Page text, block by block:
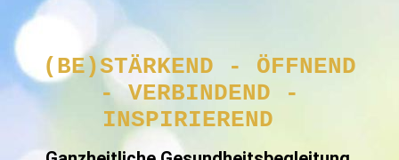
(BE)STÄRKEND - ÖFFNEND
- VERBINDEND -
INSPIRIEREND